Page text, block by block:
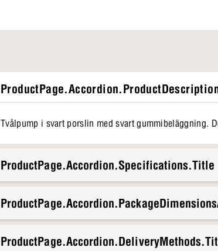
Tvålpump i svart porslin med svart gummibeläggning.
ProductPage.Accordion.Specifications.Title